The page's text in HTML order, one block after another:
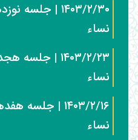
۱۴۰۳/۲/۳۰ |
نساء
۱۴۰۳/۲/۲۳ |
نساء
۱۴۰۳/۲/۱۶ |
نساء